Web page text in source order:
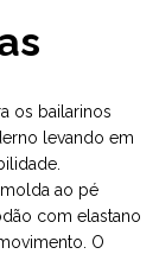
os bailarinos
levando em
ao pé
com elastano
O